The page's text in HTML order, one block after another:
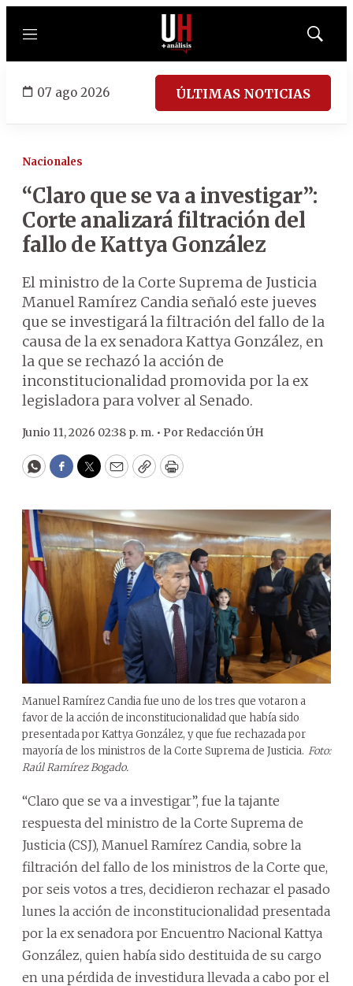
Menú
Mostrar
07 ago 2026 ÚLTIMAS NOTICIAS
Nacionales
“Claro que se va a investigar”:
Corte analizará filtración del
fallo de Kattya González
El ministro de la Corte Suprema de Justicia
Manuel Ramírez Candia señaló este jueves
que se investigará la filtración del fallo de la
causa de la ex senadora Kattya González, en
la que se rechazó la acción de
inconstitucionalidad promovida por la ex
legisladora para volver al Senado.
Junio 11, 2026 02:38 p. m. • Por Redacción ÚH
WhatsApp
Facebook
Twitter
EmailCopyPrint
Manuel Ramírez Candia fue uno de los tres que votaron a
favor de la acción de inconstitucionalidad que había sido
presentada por Kattya González, y que fue rechazada por
mayoría de los ministros de la Corte Suprema de Justicia. Foto:
Raúl Ramírez Bogado.
“Claro que se va a investigar”, fue la tajante
respuesta del ministro de la Corte Suprema de
Justicia (CSJ), Manuel Ramírez Candia, sobre la
filtración del fallo de los ministros de la Corte que,
por seis votos a tres, decidieron rechazar el pasado
lunes la acción de inconstitucionalidad presentada
por la ex senadora por Encuentro Nacional Kattya
González, quien había sido destituida de su cargo
en una pérdida de investidura llevada a cabo por el